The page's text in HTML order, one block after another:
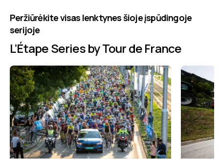
Peržiūrėkite visas lenktynes šioje įspūdingoje
serijoje
L’Étape Series by Tour de France